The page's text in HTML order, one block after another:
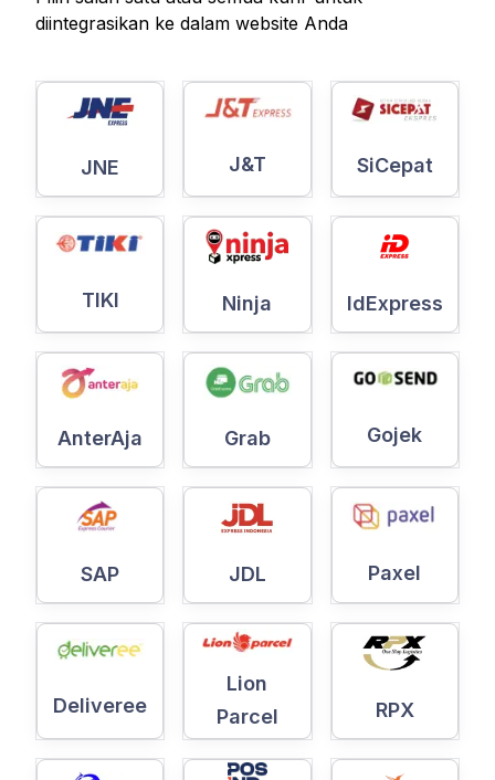
diintegrasikan ke dalam website Anda
JNE J&T SiCepat
TIKI Ninja IdExpress
AnterAja Grab Gojek
SAP JDL Paxel
Deliveree
Lion
Parcel
RPX